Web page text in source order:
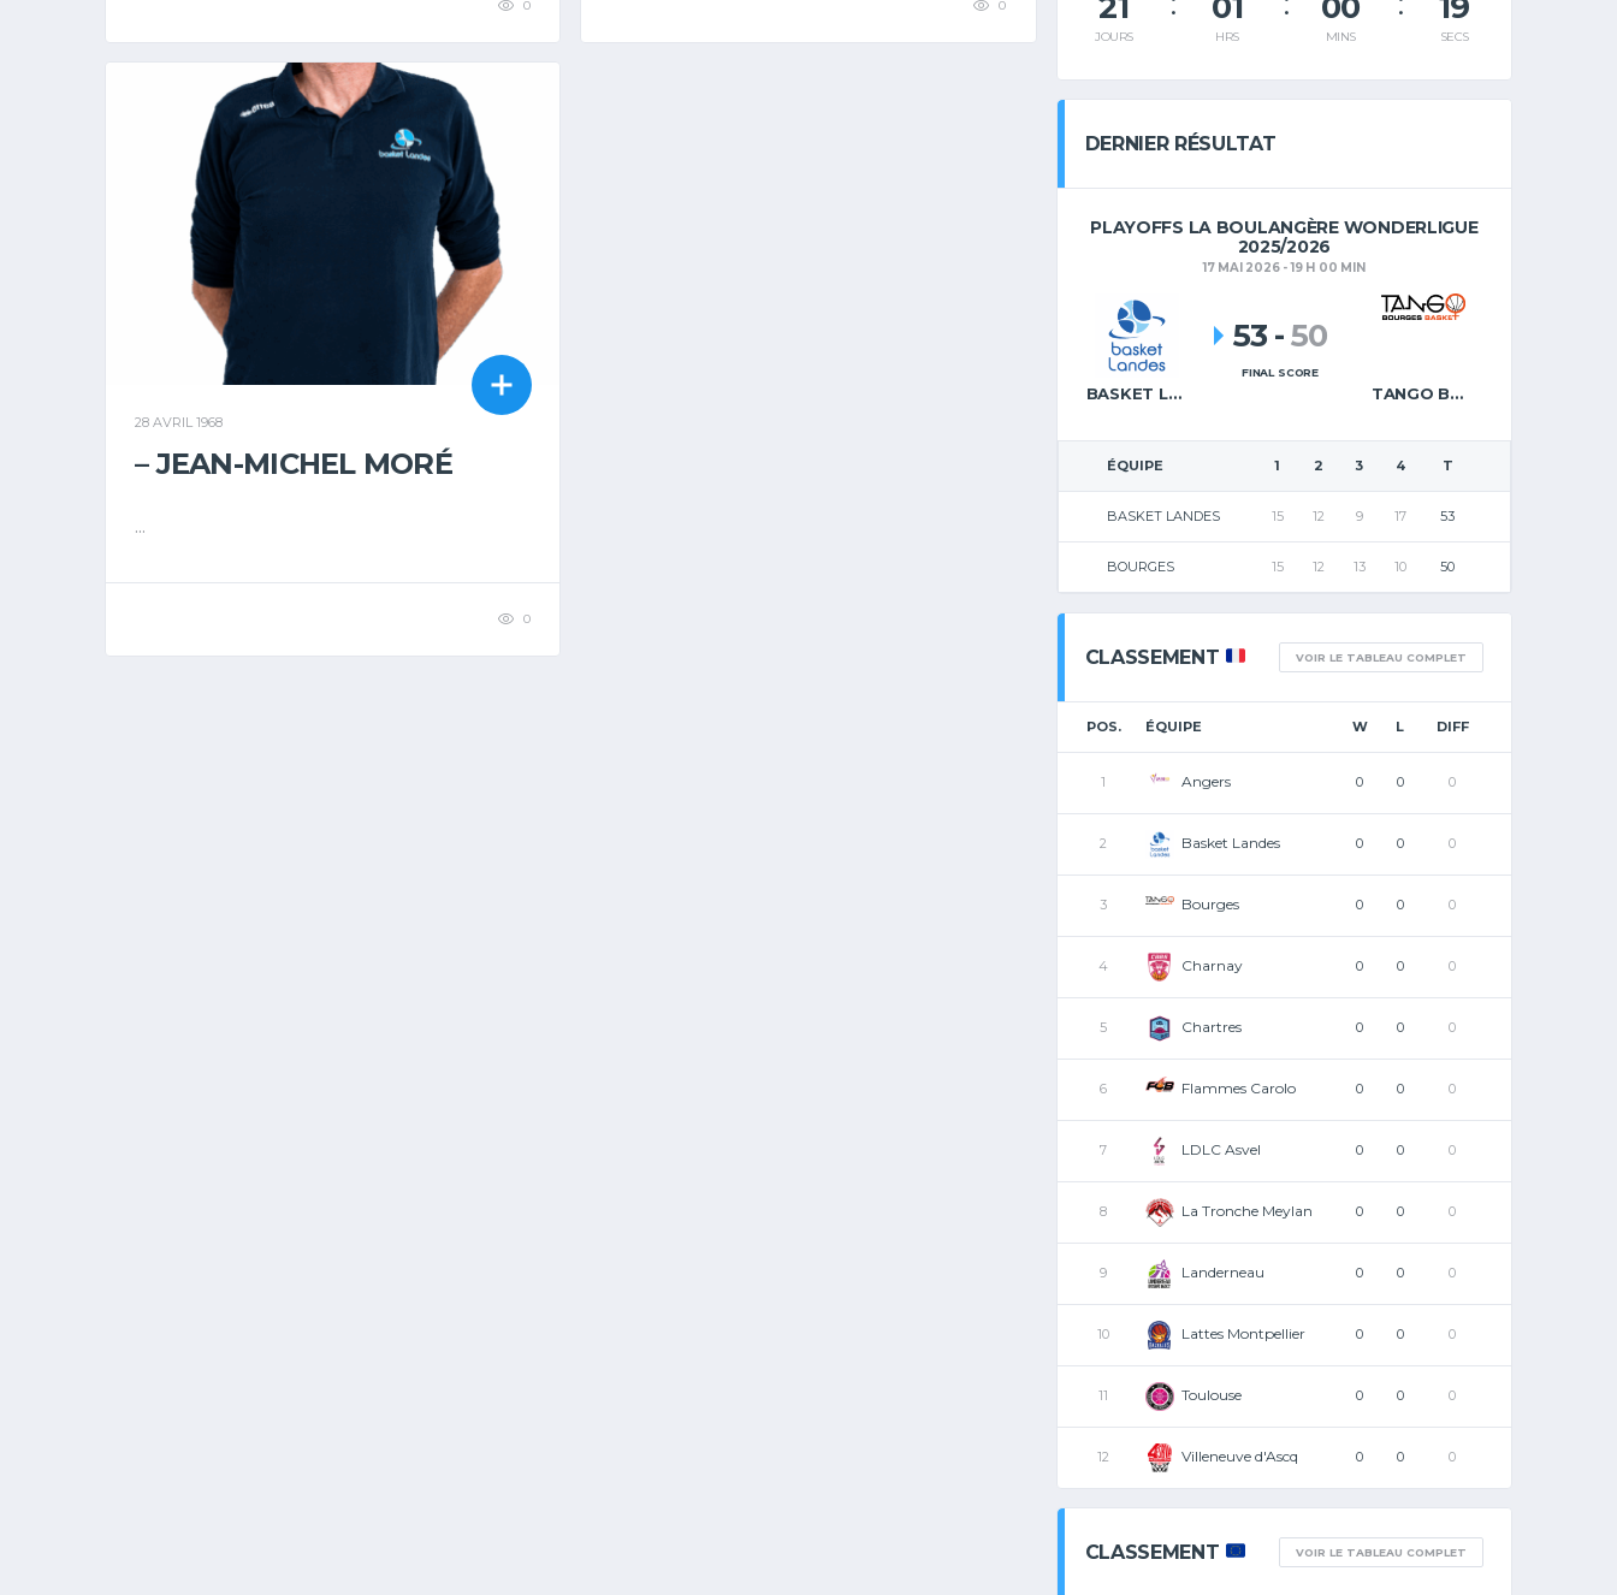
0 0
28 AVRIL 1968
– JEAN-MICHEL MORÉ
...
0
JOURS HRS MINS SECS
DERNIER RÉSULTAT
PLAYOFFS LA BOULANGÈRE WONDERLIGUE
2025/2026
17 MAI 2026 - 19 H 00 MIN
BASKET LANDES TANGO BOURGES BASKET
53 -50
FINAL SCORE
ÉQUIPE 1 2 3 4 T
BASKET LANDES 15 12 9 17 53
BOURGES 15 12 13 10 50
CLASSEMENT VOIR LE TABLEAU COMPLET
POS. ÉQUIPE W L DIFF
1 Angers 0 0 0
2 Basket Landes 0 0 0
3 Bourges 0 0 0
4 Charnay 0 0 0
5 Chartres 0 0 0
6 Flammes Carolo 0 0 0
7 LDLC Asvel 0 0 0
8 La Tronche Meylan 0 0 0
9 Landerneau 0 0 0
10 Lattes Montpellier 0 0 0
11 Toulouse 0 0 0
12 Villeneuve d'Ascq 0 0 0
CLASSEMENT VOIR LE TABLEAU COMPLET